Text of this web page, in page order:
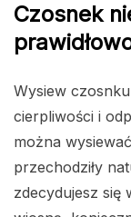
Czosnek
Wysiew
cierpliwości i
można
przechodziły
zdecydujesz się